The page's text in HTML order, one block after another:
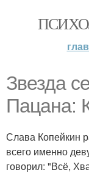
Звезда
Пацана:
Слава Копейкин
всего именно
говорил: "Всё,